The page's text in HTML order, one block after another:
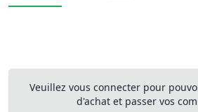
Veuillez vous connecter pour
d'achat et passer vos